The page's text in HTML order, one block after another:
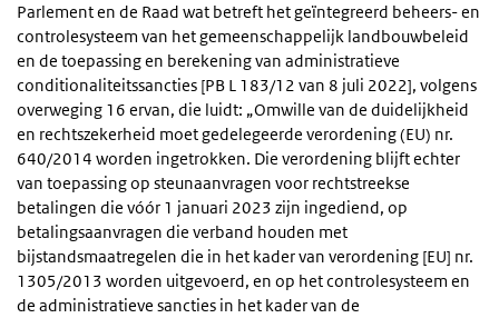
Parlement en de Raad wat betreft het geïntegreerd beheers- en
controlesysteem van het gemeenschappelijk landbouwbeleid
en de toepassing en berekening van administratieve
conditionaliteitssancties [PB L 183/12 van 8 juli 2022], volgens
overweging 16 ervan, die luidt: „Omwille van de duidelijkheid
en rechtszekerheid moet gedelegeerde verordening (EU) nr.
640/2014 worden ingetrokken. Die verordening blijft echter
van toepassing op steunaanvragen voor rechtstreekse
betalingen die vóór 1 januari 2023 zijn ingediend, op
betalingsaanvragen die verband houden met
bijstandsmaatregelen die in het kader van verordening [EU] nr.
1305/2013 worden uitgevoerd, en op het controlesysteem en
de administratieve sancties in het kader van de